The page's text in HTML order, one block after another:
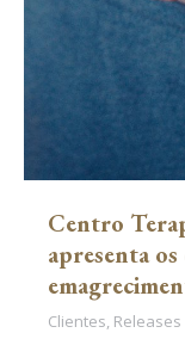
Centro
apresenta
Clientes, Releases